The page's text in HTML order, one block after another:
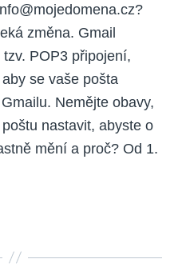
změna. Gmail
POP3 připojení,
se vaše pošta
Nemějte obavy,
nastavit, abyste o
mění a proč? Od 1.